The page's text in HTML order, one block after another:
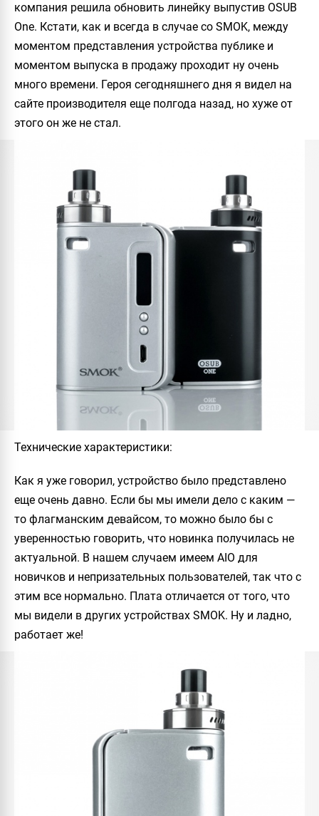
компания решила обновить линейку выпустив OSUB
One. Кстати, как и всегда в случае со SMOK, между
моментом представления устройства публике и
моментом выпуска в продажу проходит ну очень
много времени. Героя сегодняшнего дня я видел на
сайте производителя еще полгода назад, но хуже от
этого он же не стал.
Технические характеристики:
Как я уже говорил, устройство было представлено
еще очень давно. Если бы мы имели дело с каким —
то флагманским девайсом, то можно было бы с
уверенностью говорить, что новинка получилась не
актуальной. В нашем случаем имеем AIO для
новичков и непризательных пользователей, так что с
этим все нормально. Плата отличается от того, что
мы видели в других устройствах SMOK. Ну и ладно,
работает же!